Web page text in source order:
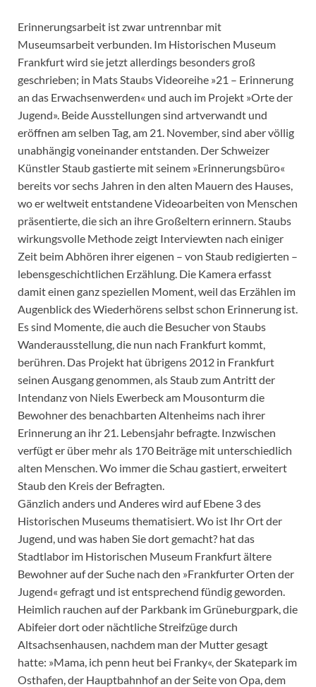
Erinnerungsarbeit ist zwar untrennbar mit
Museumsarbeit verbunden. Im Historischen Museum
Frankfurt wird sie jetzt allerdings besonders groß
geschrieben; in Mats Staubs Videoreihe »21 – Erinnerung
an das Erwachsenwerden« und auch im Projekt »Orte der
Jugend». Beide Ausstellungen sind artverwandt und
eröffnen am selben Tag, am 21. November, sind aber völlig
unabhängig voneinander entstanden. Der Schweizer
Künstler Staub gastierte mit seinem »Erinnerungsbüro«
bereits vor sechs Jahren in den alten Mauern des Hauses,
wo er weltweit entstandene Videoarbeiten von Menschen
präsentierte, die sich an ihre Großeltern erinnern. Staubs
wirkungsvolle Methode zeigt Interviewten nach einiger
Zeit beim Abhören ihrer eigenen – von Staub redigierten –
lebensgeschichtlichen Erzählung. Die Kamera erfasst
damit einen ganz speziellen Moment, weil das Erzählen im
Augenblick des Wiederhörens selbst schon Erinnerung ist.
Es sind Momente, die auch die Besucher von Staubs
Wanderausstellung, die nun nach Frankfurt kommt,
berühren. Das Projekt hat übrigens 2012 in Frankfurt
seinen Ausgang genommen, als Staub zum Antritt der
Intendanz von Niels Ewerbeck am Mousonturm die
Bewohner des benachbarten Altenheims nach ihrer
Erinnerung an ihr 21. Lebensjahr befragte. Inzwischen
verfügt er über mehr als 170 Beiträge mit unterschiedlich
alten Menschen. Wo immer die Schau gastiert, erweitert
Staub den Kreis der Befragten.
Gänzlich anders und Anderes wird auf Ebene 3 des
Historischen Museums thematisiert. Wo ist Ihr Ort der
Jugend, und was haben Sie dort gemacht? hat das
Stadtlabor im Historischen Museum Frankfurt ältere
Bewohner auf der Suche nach den »Frankfurter Orten der
Jugend« gefragt und ist entsprechend fündig geworden.
Heimlich rauchen auf der Parkbank im Grüneburgpark, die
Abifeier dort oder nächtliche Streifzüge durch
Altsachsenhausen, nachdem man der Mutter gesagt
hatte: »Mama, ich penn heut bei Franky«, der Skatepark im
Osthafen, der Hauptbahnhof an der Seite von Opa, dem